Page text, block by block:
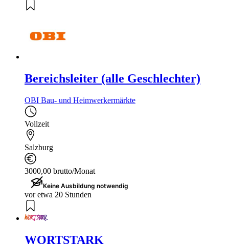
Bereichsleiter (alle Geschlechter)
OBI Bau- und Heimwerkermärkte
Vollzeit
Salzburg
3000,00 brutto/Monat
Keine Ausbildung notwendig
vor etwa 20 Stunden
WORTSTARK